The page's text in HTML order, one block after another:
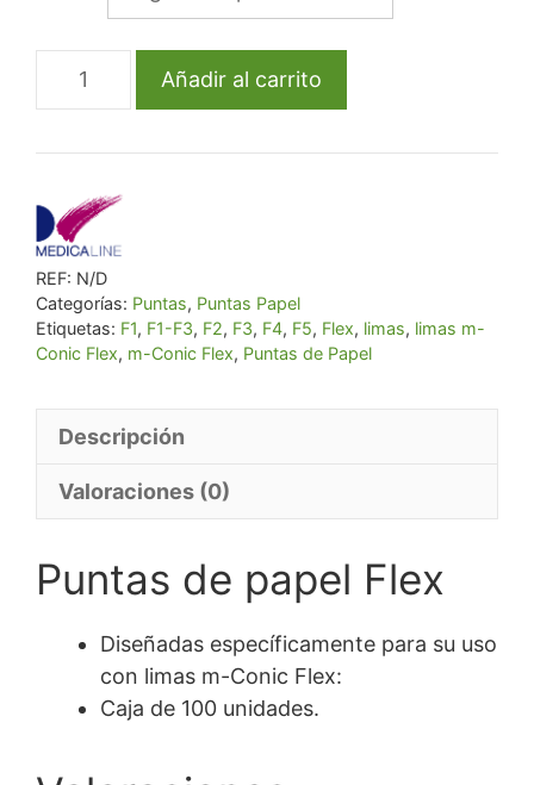
Flex
cantidad
Añadir al carrito
REF: N/D
Categorías: Puntas, Puntas Papel
Etiquetas: F1, F1-F3, F2, F3, F4, F5, Flex, limas, limas m-
Conic Flex, m-Conic Flex, Puntas de Papel
Descripción
Valoraciones (0)
Puntas de papel Flex
Diseñadas específicamente para su uso
con limas m-Conic Flex:
Caja de 100 unidades.